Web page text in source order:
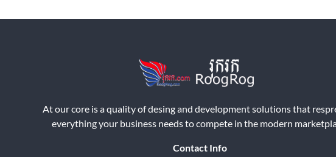
At our core is a quality of desing and development solutions that
everything your business needs to compete in the modern
Contact Info